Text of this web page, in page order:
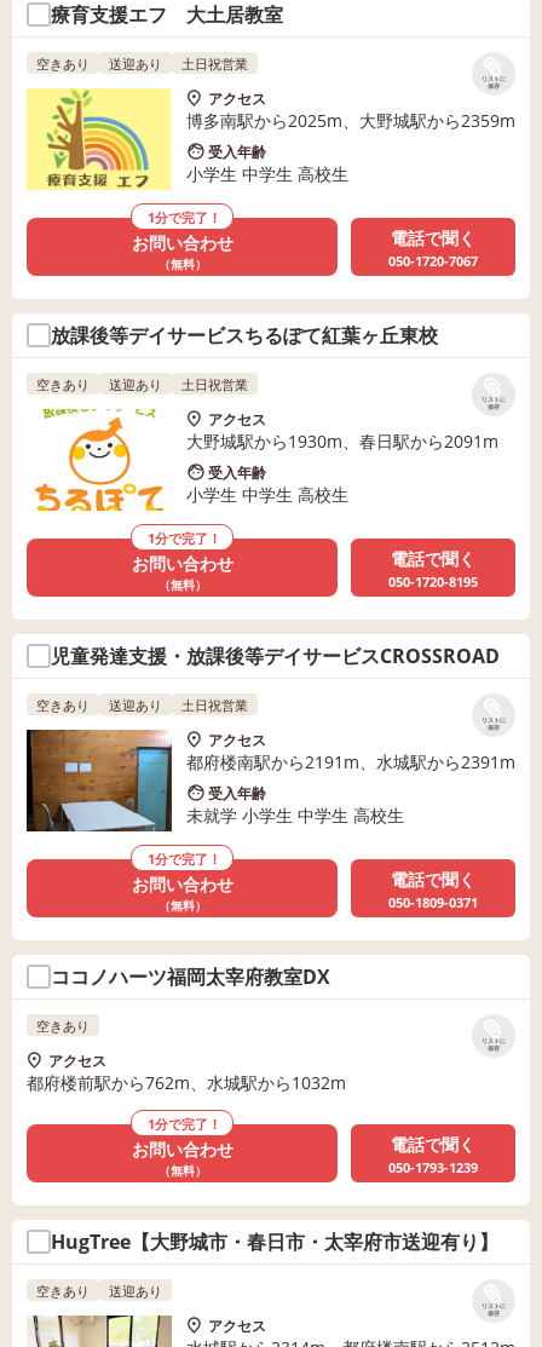
療育支援エフ 大土居教室
リストに
保存
空きあり 送迎あり 土日祝営業
アクセス
博多南駅から2025m、大野城駅から2359m
受入年齢
小学生 中学生 高校生
1分で完了！
お問い合わせ
（無料）
電話で聞く
050-1720-7067
放課後等デイサービスちるぽて紅葉ヶ丘東校
リストに
保存
空きあり 送迎あり 土日祝営業
アクセス
大野城駅から1930m、春日駅から2091m
受入年齢
小学生 中学生 高校生
1分で完了！
お問い合わせ
（無料）
電話で聞く
050-1720-8195
児童発達支援・放課後等デイサービスCROSSROAD
リストに
保存
空きあり 送迎あり 土日祝営業
アクセス
都府楼南駅から2191m、水城駅から2391m
受入年齢
未就学 小学生 中学生 高校生
1分で完了！
お問い合わせ
（無料）
電話で聞く
050-1809-0371
ココノハーツ福岡太宰府教室DX
リストに
保存
空きあり
アクセス
都府楼前駅から762m、水城駅から1032m
1分で完了！
お問い合わせ
（無料）
電話で聞く
050-1793-1239
HugTree【大野城市・春日市・太宰府市送迎有り】
リストに
保存
空きあり 送迎あり
アクセス